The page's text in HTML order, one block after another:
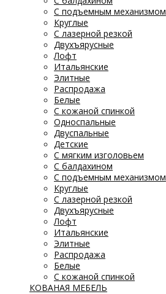
С подъемным механизмом
Круглые
С лазерной резкой
Двухъярусные
Лофт
Итальянские
Элитные
Распродажа
Белые
С кожаной спинкой
Односпальные
Двуспальные
Детские
С мягким изголовьем
С балдахином
С подъемным механизмом
Круглые
С лазерной резкой
Двухъярусные
Лофт
Итальянские
Элитные
Распродажа
Белые
С кожаной спинкой
КОВАНАЯ МЕБЕЛЬ